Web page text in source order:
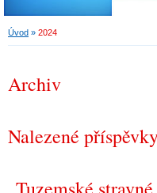
Úvod » 2024
Archiv
Nalezené